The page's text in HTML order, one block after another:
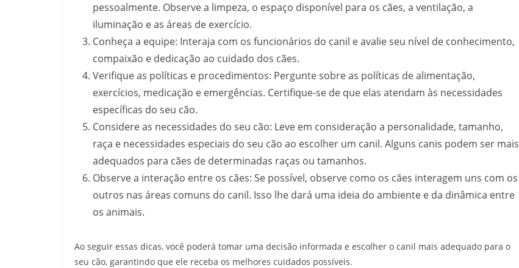
pessoalmente. Observe a limpeza, o espaço disponível para os cães, a ventilação, a
iluminação e as áreas de exercício.
Conheça a equipe: Interaja com os funcionários do canil e avalie seu nível de conhecimento,
compaixão e dedicação ao cuidado dos cães.
Verifique as políticas e procedimentos: Pergunte sobre as políticas de alimentação,
exercícios, medicação e emergências. Certifique-se de que elas atendam às necessidades
específicas do seu cão.
Considere as necessidades do seu cão: Leve em consideração a personalidade, tamanho,
raça e necessidades especiais do seu cão ao escolher um canil. Alguns canis podem ser mais
adequados para cães de determinadas raças ou tamanhos.
Observe a interação entre os cães: Se possível, observe como os cães interagem uns com os
outros nas áreas comuns do canil. Isso lhe dará uma ideia do ambiente e da dinâmica entre
os animais.
Ao seguir essas dicas, você poderá tomar uma decisão informada e escolher o canil mais adequado para o
seu cão, garantindo que ele receba os melhores cuidados possíveis.